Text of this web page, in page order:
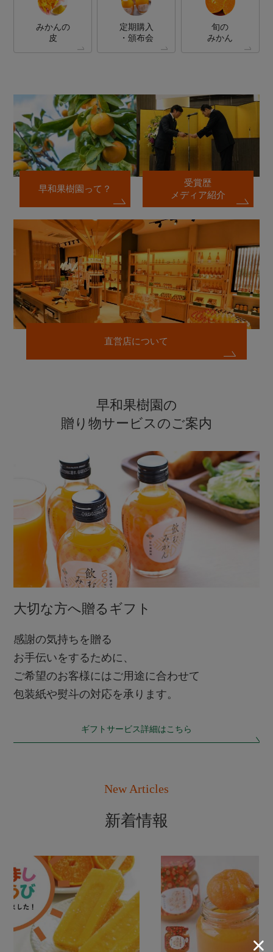
みかんの
皮
定期購入
・頒布会
旬の
みかん
早和果樹園って？
受賞歴
メディア紹介
直営店について
早和果樹園の
贈り物サービスのご案内
大切な方へ贈るギフト
感謝の気持ちを贈る
お手伝いをするために、
ご希望のお客様にはご用途に合わせて
包装紙や熨斗の対応を承ります。
ギフトサービス詳細はこちら